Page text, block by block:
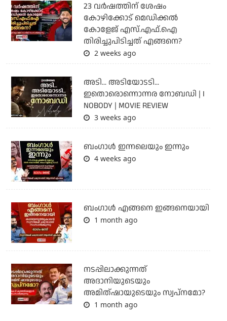
23 വർഷത്തിന് ശേഷം
കോഴിക്കോട് മെഡിക്കൽ
കോളേജ് എസ്.എഫ്.ഐ
തിരിച്ചുപിടിച്ചത് എങ്ങനെ?
2 weeks ago
അടി... അടിയോടടി...
ഇതൊരൊന്നൊന്നര നോബഡി | I
NOBODY | MOVIE REVIEW
3 weeks ago
ബംഗാള്‍ ഇന്നലെയും ഇന്നും
4 weeks ago
ബം​ഗാൾ എങ്ങനെ ഇങ്ങനെയായി
1 month ago
നടപ്പിലാക്കുന്നത്
അദാനിയുടെയും
അമിത്ഷായുടെയും സ്വപ്നമോ?
1 month ago